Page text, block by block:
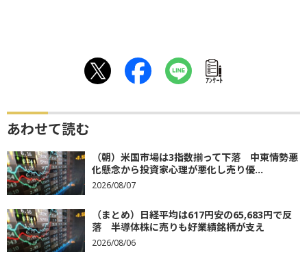
ｱﾝｹｰﾄ
あわせて読む
（朝）米国市場は3指数揃って下落 中東情勢悪
化懸念から投資家心理が悪化し売り優...
2026/08/07
（まとめ）日経平均は617円安の65,683円で反
落 半導体株に売りも好業績銘柄が支え
2026/08/06